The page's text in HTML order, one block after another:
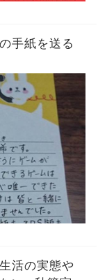
手紙を送る
活の実態や